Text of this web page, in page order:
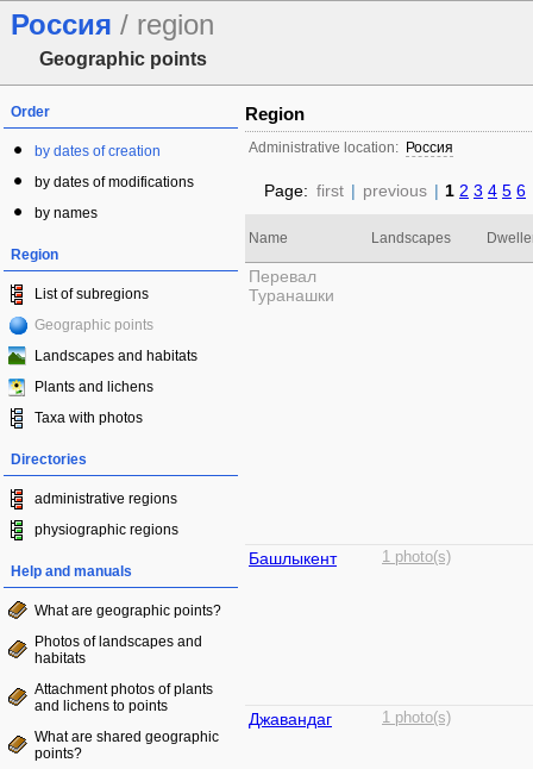
Россия / region
Geographic points
Order
by dates of creation
by dates of modifications
by names
Region
List of subregions
Geographic points
Landscapes and habitats
Plants and lichens
Taxa with photos
Directories
administrative regions
physiographic regions
Help and manuals
What are geographic points?
Photos of landscapes and
habitats
Attachment photos of plants
and lichens to points
What are shared geographic
points?
Region
Administrative location: Россия
Page: first | previous | 1 2 3 4 5 6
Name Landscapes
Перевал
Туранашки
Башлыкент 1 photo(s)
Джавандаг 1 photo(s)